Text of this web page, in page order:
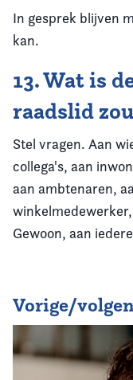
In gesprek blijven
kan.
13. Wat is
raadslid
Stel vragen. Aan
collega's, aan
aan ambtenaren,
Gewoon, aan
Vorige/